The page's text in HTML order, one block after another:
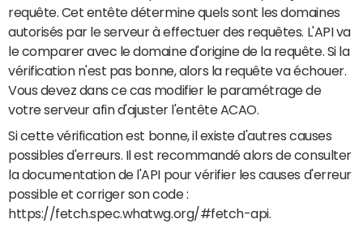
requête. Cet entête détermine quels sont les domaines
autorisés par le serveur à effectuer des requêtes. L'API va
le comparer avec le domaine d'origine de la requête. Si la
vérification n'est pas bonne, alors la requête va échouer.
Vous devez dans ce cas modifier le paramétrage de
votre serveur afin d'ajuster l'entête ACAO.
Si cette vérification est bonne, il existe d'autres causes
possibles d'erreurs. Il est recommandé alors de consulter
la documentation de l'API pour vérifier les causes d'erreur
possible et corriger son code :
https://fetch.spec.whatwg.org/#fetch-api.